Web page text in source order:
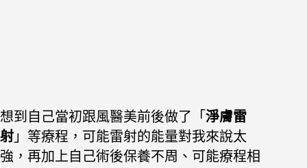
想到自己當初跟風醫美前後做了「 淨膚雷
射 」等療程，可能雷射的能量對我來說太
強，再加上自己術後保養不周、可能療程相